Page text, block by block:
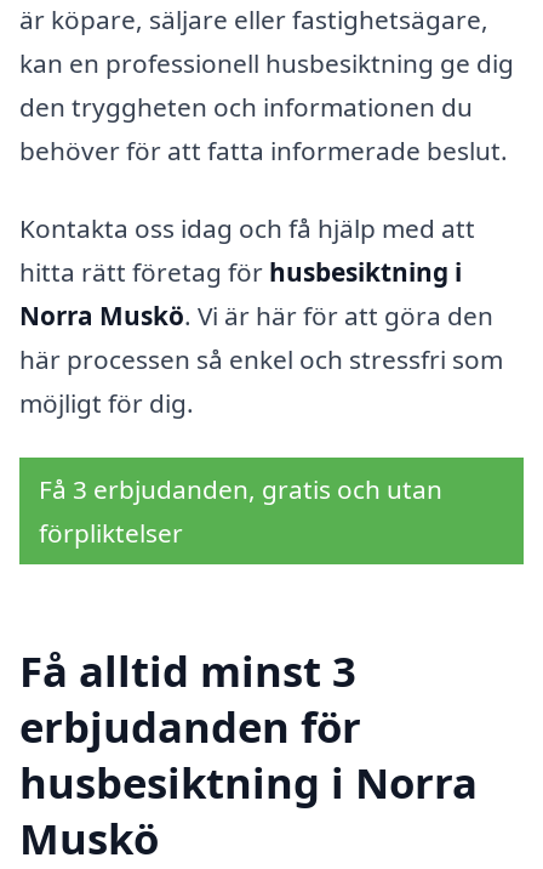
är köpare, säljare eller fastighetsägare,
kan en professionell husbesiktning ge dig
den tryggheten och informationen du
behöver för att fatta informerade beslut.
Kontakta oss idag och få hjälp med att
hitta rätt företag för husbesiktning i
Norra Muskö. Vi är här för att göra den
här processen så enkel och stressfri som
möjligt för dig.
Få 3 erbjudanden, gratis och utan
förpliktelser
Få alltid minst 3
erbjudanden för
husbesiktning i Norra
Muskö